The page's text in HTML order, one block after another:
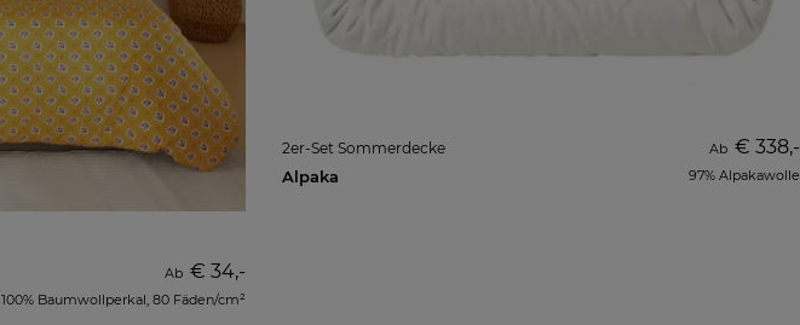
Ab € 34,-
100% Baumwollperkal, 80 Fäden/cm²
2er-Set Sommerdecke
Alpaka
Ab € 338,-
97% Alpakawolle